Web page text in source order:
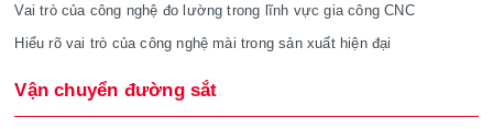
Vai trò của công nghệ đo lường trong lĩnh vực gia công CNC
Hiểu rõ vai trò của công nghệ mài trong sản xuất hiện đại
Vận chuyển đường sắt